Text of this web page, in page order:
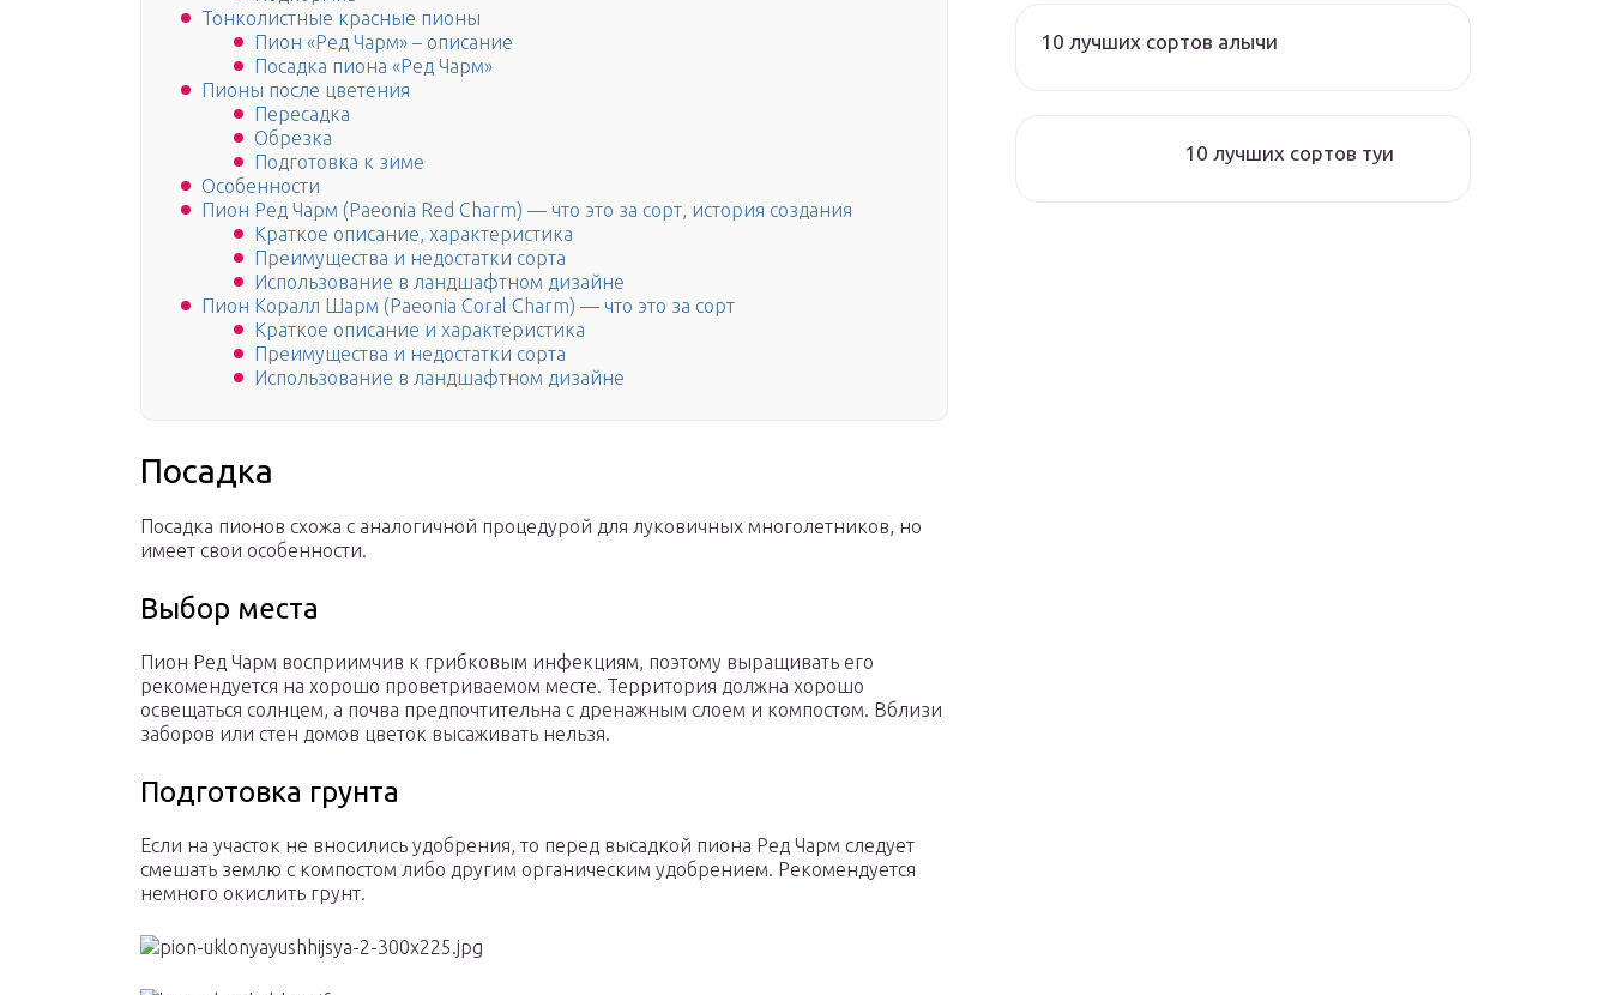
Тонколистные красные пионы
Пион «Ред Чарм» – описание
Посадка пиона «Ред Чарм»
Пионы после цветения
Пересадка
Обрезка
Подготовка к зиме
Особенности
Пион Ред Чарм (Paeonia Red Charm) — что это за сорт, история создания
Краткое описание, характеристика
Преимущества и недостатки сорта
Использование в ландшафтном дизайне
Пион Коралл Шарм (Paeonia Coral Charm) — что это за сорт
Краткое описание и характеристика
Преимущества и недостатки сорта
Использование в ландшафтном дизайне
Посадка
Посадка пионов схожа с аналогичной процедурой для луковичных многолетников, но
имеет свои особенности.
Выбор места
Пион Ред Чарм восприимчив к грибковым инфекциям, поэтому выращивать его
рекомендуется на хорошо проветриваемом месте. Территория должна хорошо
освещаться солнцем, а почва предпочтительна с дренажным слоем и компостом. Вблизи
заборов или стен домов цветок высаживать нельзя.
Подготовка грунта
Если на участок не вносились удобрения, то перед высадкой пиона Ред Чарм следует
смешать землю с компостом либо другим органическим удобрением. Рекомендуется
немного окислить грунт.
10 лучших сортов алычи
10 лучших сортов туи